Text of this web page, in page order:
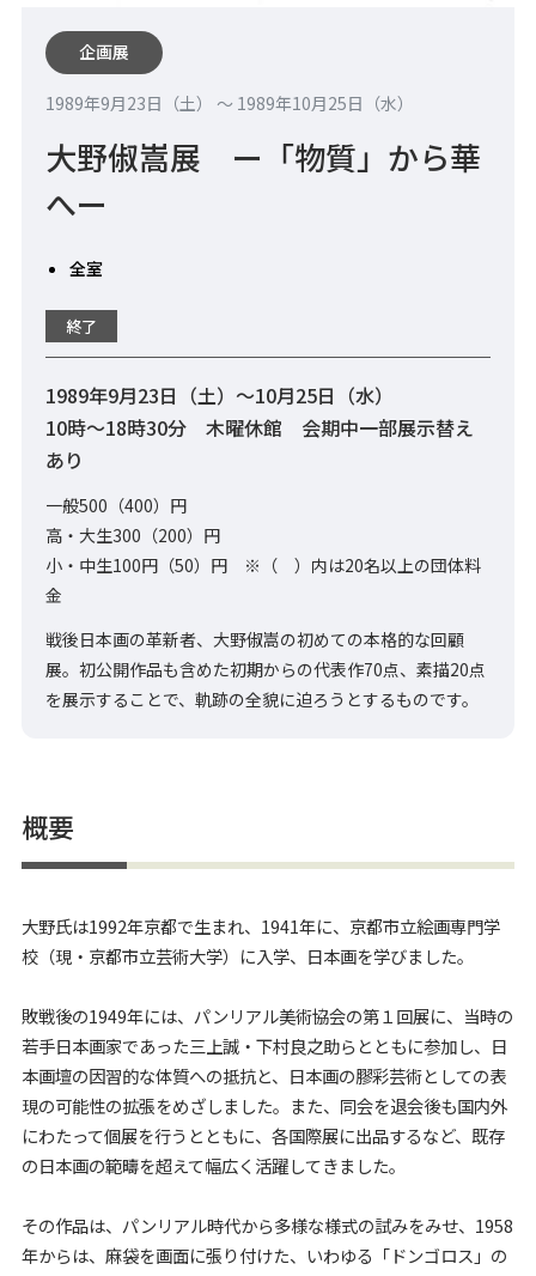
企画展
1989年9月23日（土） 〜 1989年10月25日（水）
大野俶嵩展 ー「物質」から華
へー
全室
終了
1989年9月23日（土）～10月25日（水）
10時～18時30分 木曜休館 会期中一部展示替え
あり
一般500（400）円
高・大生300（200）円
小・中生100円（50）円 ※（ ）内は20名以上の団体料
金
戦後日本画の革新者、大野俶嵩の初めての本格的な回顧
展。初公開作品も含めた初期からの代表作70点、素描20点
を展示することで、軌跡の全貌に迫ろうとするものです。
概要
大野氏は1992年京都で生まれ、1941年に、京都市立絵画専門学
校（現・京都市立芸術大学）に入学、日本画を学びました。
敗戦後の1949年には、パンリアル美術協会の第１回展に、当時の
若手日本画家であった三上誠・下村良之助らとともに参加し、日
本画壇の因習的な体質への抵抗と、日本画の膠彩芸術としての表
現の可能性の拡張をめざしました。また、同会を退会後も国内外
にわたって個展を行うとともに、各国際展に出品するなど、既存
の日本画の範疇を超えて幅広く活躍してきました。
その作品は、パンリアル時代から多様な様式の試みをみせ、1958
年からは、麻袋を画面に張り付けた、いわゆる「ドンゴロス」の